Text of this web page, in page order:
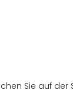
Sie auf der